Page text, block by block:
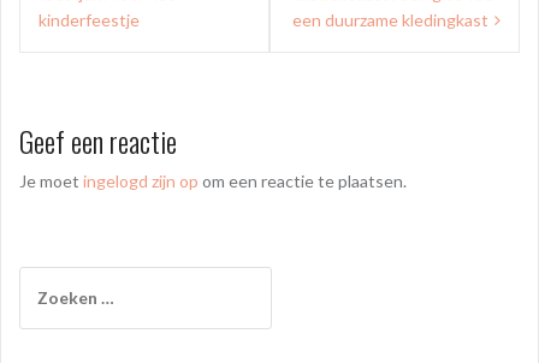
kinderfeestje
een duurzame kledingkast
Geef een reactie
Je moet ingelogd zijn op om een reactie te plaatsen.
naar: